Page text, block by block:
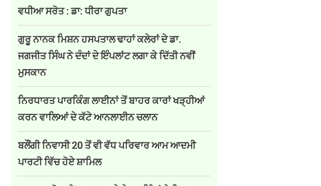
ਵਧੀਆ ਸਰੋਤ : ਡਾ: ਧੀਰਾ ਗੁਪਤਾ
ਗੁਰੂ ਨਾਨਕ ਮਿਸ਼ਨ ਹਸਪਤਾਲ ਢਾਹਾਂ ਕਲੇਰਾਂ ਦੇ ਡਾ.
ਜਗਜੀਤ ਸਿੰਘ ਨੇ ਦੰਦਾਂ ਦੇ ਇੰਪਲਾਂਟ ਲਗਾ ਕੇ ਦਿੱਤੀ ਨਵੀਂ
ਮੁਸਕਾਨ
ਨਿਰਧਾਰਤ ਪਾਰਕਿੰਗ ਲਾਈਨਾਂ ਤੋਂ ਬਾਹਰ ਕਾਰਾਂ ਖੜ੍ਹੀਆਂ
ਕਰਨ ਵਾਲਿਆਂ ਦੇ ਕੱਟੇ ਆਨਲਾਈਨ ਚਲਾਨ
ਬਲੌਂਗੀ ਨਿਵਾਸੀ 20 ਤੋਂ ਵੀ ਵੱਧ ਪਰਿਵਾਰ ਆਮ ਆਦਮੀ
ਪਾਰਟੀ ਵਿੱਚ ਹੋਏ ਸ਼ਾਮਿਲ